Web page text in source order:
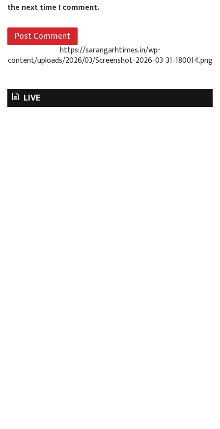
the next time I comment.
https://sarangarhtimes.in/wp-
content/uploads/2026/03/Screenshot-2026-03-31-180014.png
LIVE